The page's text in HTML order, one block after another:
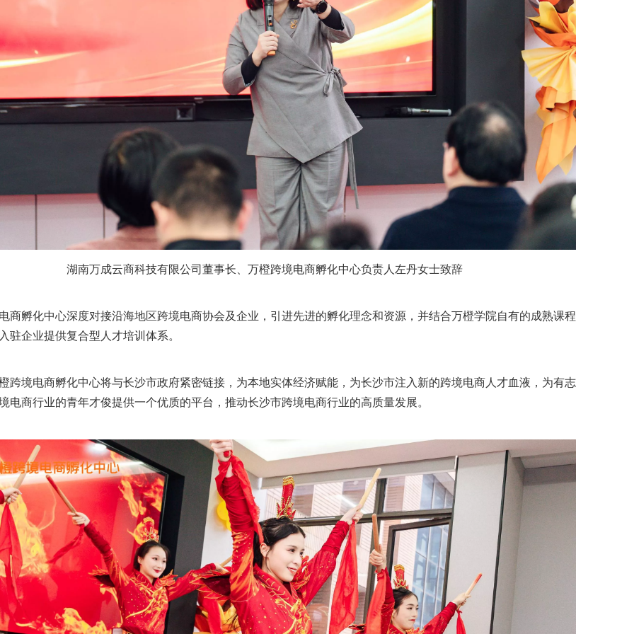
湖南万成云商科技有限公司董事长、万橙跨境电商孵化中心负责人左丹女士致辞
商孵化中心深度对接沿海地区跨境电商协会及企业，引进先进的孵化理念和资源，并结合万橙学院自有的成熟课程
驻企业提供复合型人才培训体系。
跨境电商孵化中心将与长沙市政府紧密链接，为本地实体经济赋能，为长沙市注入新的跨境电商人才血液，为有志
电商行业的青年才俊提供一个优质的平台，推动长沙市跨境电商行业的高质量发展。